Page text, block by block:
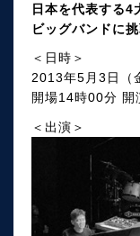
日本を代表する4
ビッグバンドに
＜日時＞
2013年5月3日（
開場14時00分 開
＜出演＞